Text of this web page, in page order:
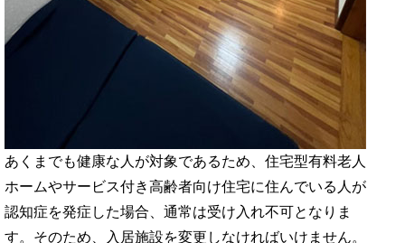
あくまでも健康な人が対象であるため、住宅型有料老人
ホームやサービス付き高齢者向け住宅に住んでいる人が
認知症を発症した場合、通常は受け入れ不可となりま
す。そのため、入居施設を変更しなければいけません。